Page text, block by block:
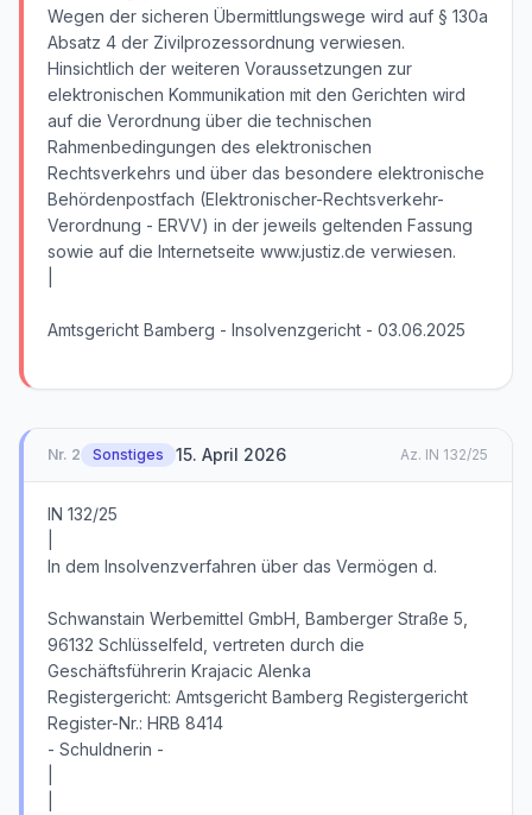
Wegen der sicheren Übermittlungswege wird auf § 130a
Absatz 4 der Zivilprozessordnung verwiesen.
Hinsichtlich der weiteren Voraussetzungen zur
elektronischen Kommunikation mit den Gerichten wird
auf die Verordnung über die technischen
Rahmenbedingungen des elektronischen
Rechtsverkehrs und über das besondere elektronische
Behördenpostfach (Elektronischer-Rechtsverkehr-
Verordnung - ERVV) in der jeweils geltenden Fassung
sowie auf die Internetseite www.justiz.de verwiesen.
Amtsgericht Bamberg - Insolvenzgericht - 03.06.2025
Nr. 2 Sonstiges 15. April 2026 Az. IN 132/25
IN 132/25
In dem Insolvenzverfahren über das Vermögen d.
Schwanstain Werbemittel GmbH, Bamberger Straße 5,
96132 Schlüsselfeld, vertreten durch die
Geschäftsführerin Krajacic Alenka
Registergericht: Amtsgericht Bamberg Registergericht
Register-Nr.: HRB 8414
- Schuldnerin -